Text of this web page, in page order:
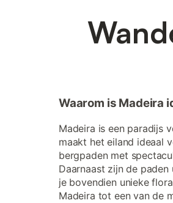
Waarom is Madeira
Madeira is een paradijs
maakt het eiland ideaal
bergpaden met
Daarnaast zijn de
je bovendien unieke
Madeira tot een van de